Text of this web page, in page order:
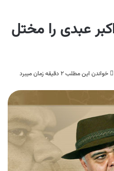
عبدی را مختل
خواندن این مطلب ۲ دقیقه زمان میبرد